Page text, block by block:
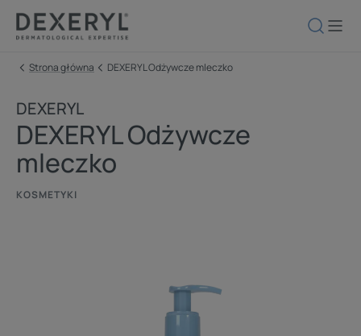
Strona główna DEXERYL Odżywcze mleczko
DEXERYL
DEXERYL Odżywcze
mleczko
KOSMETYKI